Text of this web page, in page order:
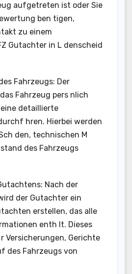
aufgetreten ist oder Sie
ben tigen,
zu einem
Gutachter in L denscheid
Fahrzeugs: Der
Fahrzeug pers nlich
detaillierte
hren. Hierbei werden
den, technischen M
des Fahrzeugs
Nach der
der Gutachter ein
erstellen, das alle
enth lt. Dieses
Versicherungen, Gerichte
des Fahrzeugs von